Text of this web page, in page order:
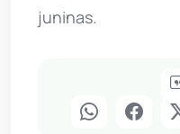
juninas.